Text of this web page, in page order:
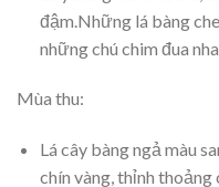
đậm.Những lá bàng
những chú chim đua
Mùa thu:
Lá cây bàng ngả màu
chín vàng, thỉnh